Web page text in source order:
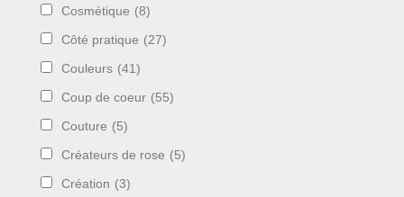
Cosmétique (8)
Côté pratique (27)
Couleurs (41)
Coup de coeur (55)
Couture (5)
Créateurs de rose (5)
Création (3)